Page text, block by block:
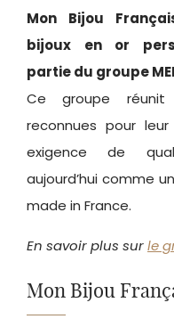
Mon Bijou
bijoux en or
partie du groupe
Ce groupe réunit
reconnues pour
exigence de
aujourd’hui comme
made in France.
En savoir plus surle
Mon Bijou